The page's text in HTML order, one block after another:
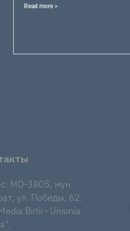
Read more >
MD-3805, мун.
ул. Победы, 62.
Birlii - Uniunia